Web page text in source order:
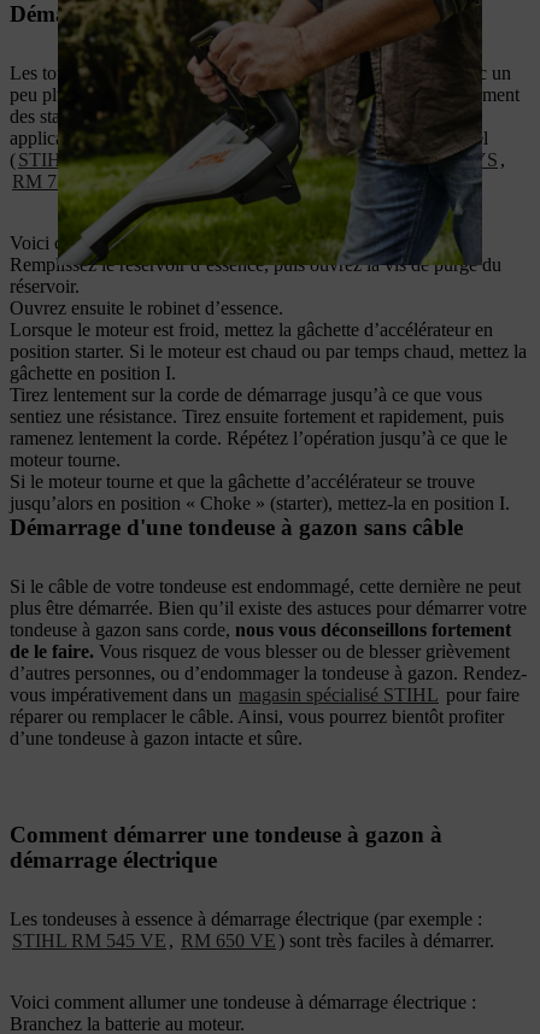
Démarrage d’une tondeuse à gazon avec starter
Les tondeuses à gazon avec starter doivent être démarrées avec un
peu plus de prudence. Chez STIHL, vous trouverez principalement
des starters sur des modèles plus puissants, destinés à des
applications domestiques exigeantes et au secteur professionnel
(STIHL RM 655 YS, RM 756 GS ,RM 756 GC, RM 756 YS ,
RM 756 YC).
Voici comment démarrer ces modèles :
Remplissez le réservoir d’essence, puis ouvrez la vis de purge du
réservoir.
Ouvrez ensuite le robinet d’essence.
Lorsque le moteur est froid, mettez la gâchette d’accélérateur en
position starter. Si le moteur est chaud ou par temps chaud, mettez la
gâchette en position I.
Tirez lentement sur la corde de démarrage jusqu’à ce que vous
sentiez une résistance. Tirez ensuite fortement et rapidement, puis
ramenez lentement la corde. Répétez l’opération jusqu’à ce que le
moteur tourne.
Si le moteur tourne et que la gâchette d’accélérateur se trouve
jusqu’alors en position « Choke » (starter), mettez-la en position I.
Démarrage d'une tondeuse à gazon sans câble
Si le câble de votre tondeuse est endommagé, cette dernière ne peut
plus être démarrée. Bien qu’il existe des astuces pour démarrer votre
tondeuse à gazon sans corde, nous vous déconseillons fortement
de le faire. Vous risquez de vous blesser ou de blesser grièvement
d’autres personnes, ou d’endommager la tondeuse à gazon. Rendez-
vous impérativement dans un magasin spécialisé STIHL pour faire
réparer ou remplacer le câble. Ainsi, vous pourrez bientôt profiter
d’une tondeuse à gazon intacte et sûre.
Comment démarrer une tondeuse à gazon à
démarrage électrique
Les tondeuses à essence à démarrage électrique (par exemple :
STIHL RM 545 VE , RM 650 VE) sont très faciles à démarrer.
Voici comment allumer une tondeuse à démarrage électrique :
Branchez la batterie au moteur.